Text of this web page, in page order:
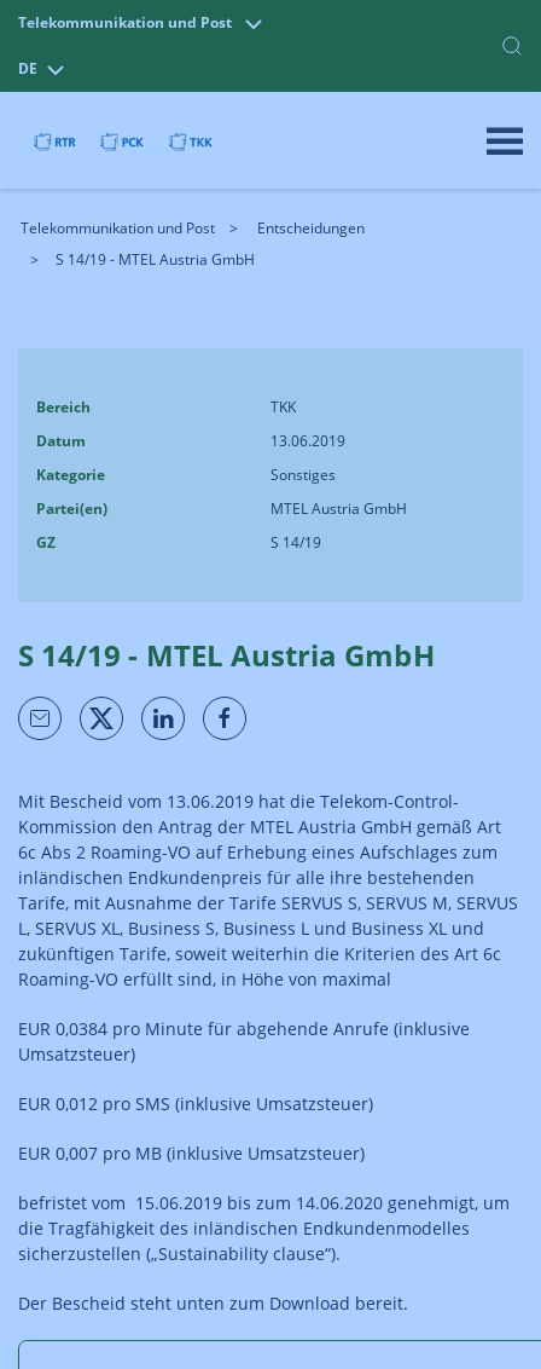
Telekommunikation und Post
DE
Telekommunikation und Post
Entscheidungen
S 14/19 - MTEL Austria GmbH
Bereich
TKK
Datum
13.06.2019
Kategorie
Sonstiges
Partei(en)
MTEL Austria GmbH
GZ
S 14/19
S 14/19 - MTEL Austria GmbH
Mit Bescheid vom 13.06.2019 hat die Telekom-Control-
Kommission den Antrag der MTEL Austria GmbH gemäß Art
6c Abs 2 Roaming-VO auf Erhebung eines Aufschlages zum
inländischen Endkundenpreis für alle ihre bestehenden
Tarife, mit Ausnahme der Tarife SERVUS S, SERVUS M, SERVUS
L, SERVUS XL, Business S, Business L und Business XL und
zukünftigen Tarife, soweit weiterhin die Kriterien des Art 6c
Roaming-VO erfüllt sind, in Höhe von maximal
EUR 0,0384 pro Minute für abgehende Anrufe (inklusive
Umsatzsteuer)
EUR 0,012 pro SMS (inklusive Umsatzsteuer)
EUR 0,007 pro MB (inklusive Umsatzsteuer)
befristet vom 15.06.2019 bis zum 14.06.2020 genehmigt, um
die Tragfähigkeit des inländischen Endkundenmodelles
sicherzustellen („Sustainability clause“).
Der Bescheid steht unten zum Download bereit.